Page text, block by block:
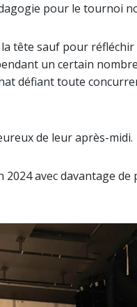
pour le tournoi
tête sauf pour
un certain
défiant toute
de leur après-midi.
avec davantage de